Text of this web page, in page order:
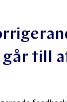
till